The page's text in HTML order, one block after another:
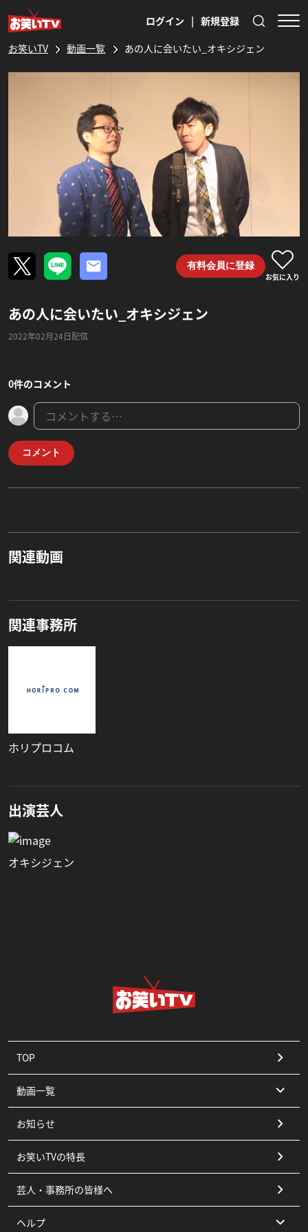
ログイン | 新規登録
お笑いTV 動画一覧 あの人に会いたい_オキシジェン
有料会員に登録
お気に入り
あの人に会いたい_オキシジェン
2022年02月24日配信
0件のコメント
コメント
関連動画
関連事務所
ホリプロコム
出演芸人
オキシジェン
TOP
動画一覧
コント
漫才
ピン
その他
お知らせ
お笑いTVの特長
芸人・事務所の皆様へ
ヘルプ